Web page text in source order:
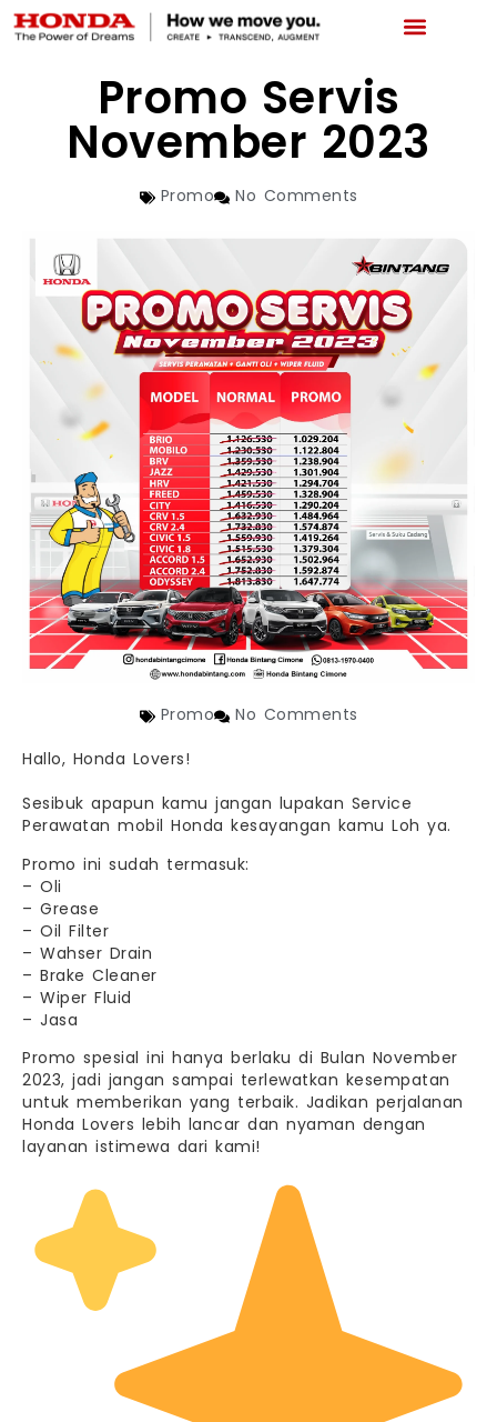
Promo Servis
November 2023
Promo No Comments
Promo No Comments
Hallo, Honda Lovers!
Sesibuk apapun kamu jangan lupakan Service
Perawatan mobil Honda kesayangan kamu Loh ya.
Promo ini sudah termasuk:
– Oli
– Grease
– Oil Filter
– Wahser Drain
– Brake Cleaner
– Wiper Fluid
– Jasa
Promo spesial ini hanya berlaku di Bulan November
2023, jadi jangan sampai terlewatkan kesempatan
untuk memberikan yang terbaik. Jadikan perjalanan
Honda Lovers lebih lancar dan nyaman dengan
layanan istimewa dari kami!